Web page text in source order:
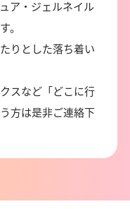
ア・ジェルネイル
。
りとした落ち着い
スなど「どこに行
方は是非ご連絡下